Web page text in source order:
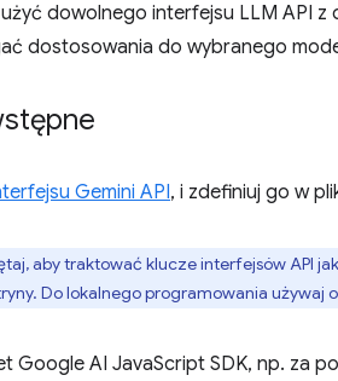
dowolnego interfejsu LLM API
dostosowania do wybranego
Gemini API, i zdefiniuj go w
aby traktować klucze interfejsów API
Do lokalnego programowania używaj
Google AI JavaScript SDK, np. za